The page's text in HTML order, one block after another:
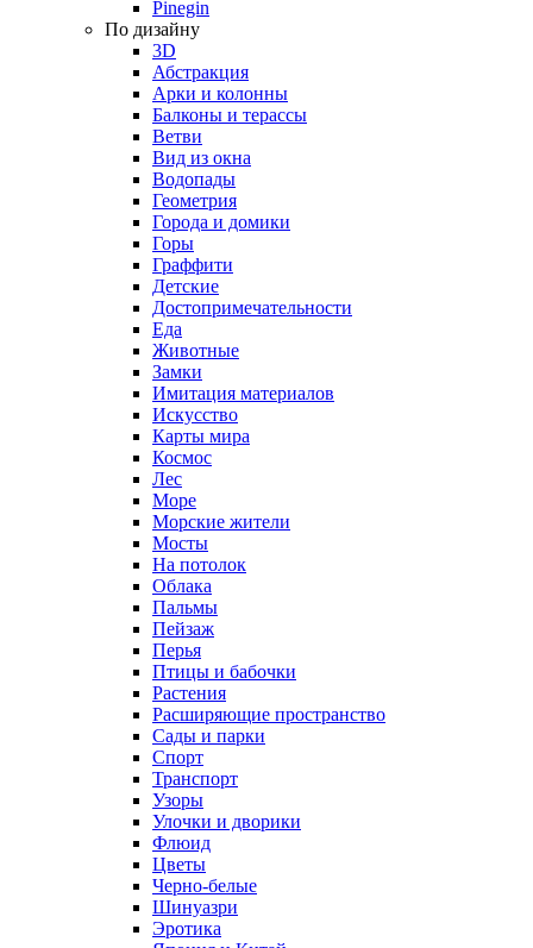
Pinegin
По дизайну
3D
Абстракция
Арки и колонны
Балконы и терассы
Ветви
Вид из окна
Водопады
Геометрия
Города и домики
Горы
Граффити
Детские
Достопримечательности
Еда
Животные
Замки
Имитация материалов
Искусство
Карты мира
Космос
Лес
Море
Морские жители
Мосты
На потолок
Облака
Пальмы
Пейзаж
Перья
Птицы и бабочки
Растения
Расширяющие пространство
Сады и парки
Спорт
Транспорт
Узоры
Улочки и дворики
Флюид
Цветы
Черно-белые
Шинуазри
Эротика